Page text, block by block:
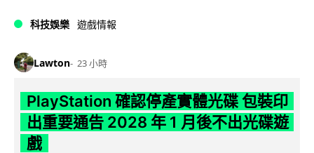
科技娛樂 遊戲情報
Lawton 23 小時
PlayStation 確認停產實體光碟 包裝印
出重要通告 2028 年 1 月後不出光碟遊
戲